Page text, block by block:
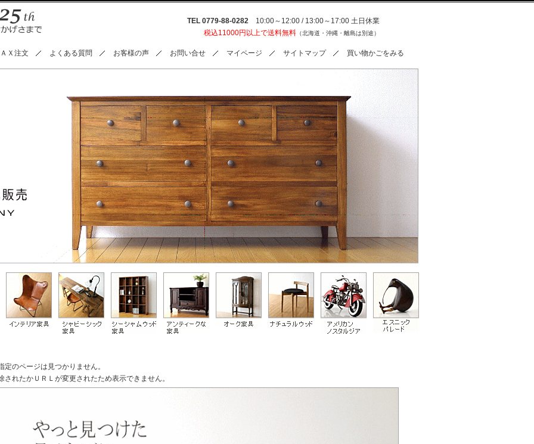
TEL 0779-88-0282 10:00～12:00 / 13:00～17:00 土日休業
税込11000円以上で送料無料 （北海道・沖縄・離島は別途）
Ｘ注文 よくある質問 お客様の声 お問い合せ マイページ サイトマップ 買い物かごをみる
定のページは見つかりません。
されたかＵＲＬが変更されたため表示できません。